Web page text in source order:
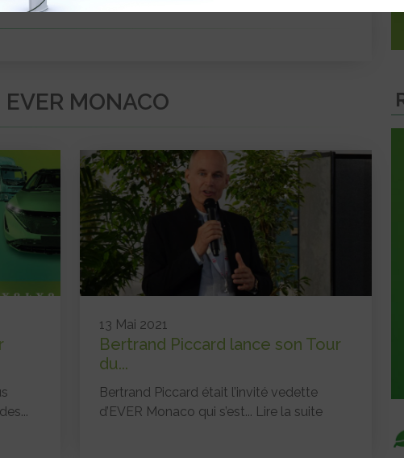
MONACO
13 Mai 2021
Bertrand Piccard lance son Tour
du...
Bertrand Piccard était l’invité vedette
d’EVER Monaco qui s’est... Lire la suite